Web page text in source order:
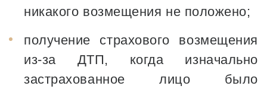
никакого возмещения не положено;
получение страхового возмещения
из-за ДТП, когда изначально
застрахованное лицо было